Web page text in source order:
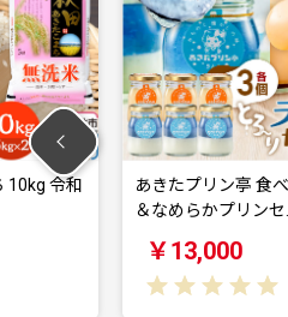
令和
あきたプリン亭 食べ
＆なめらかプリンセ…
￥13,000
(